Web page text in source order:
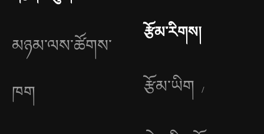
མཉམ་ལས་ཚོགས་
ཁག
རྩོམ་རིགས།
རྩོམ་ཡིག